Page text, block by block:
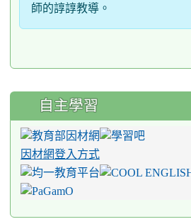
師的諄諄教導。
自主學習
因材網登入方式